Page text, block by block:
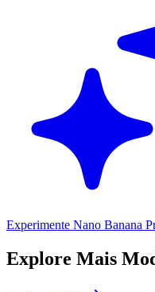
Experimente Nano Banana
Explore Mais